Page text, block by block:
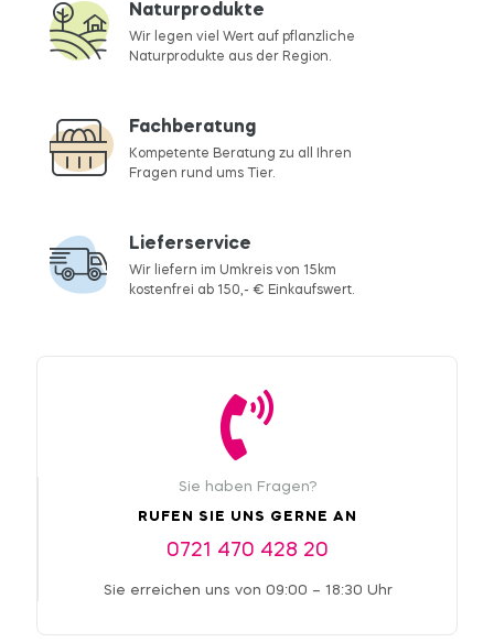
Naturprodukte
Wir legen viel Wert auf pflanzliche
Naturprodukte aus der Region.
Fachberatung
Kompetente Beratung zu all Ihren
Fragen rund ums Tier.
Lieferservice
Wir liefern im Umkreis von 15km
kostenfrei ab 150,- € Einkaufswert.
Sie haben Fragen?
RUFEN SIE UNS GERNE AN
0721 470 428 20
Sie erreichen uns von 09:00 – 18:30 Uhr